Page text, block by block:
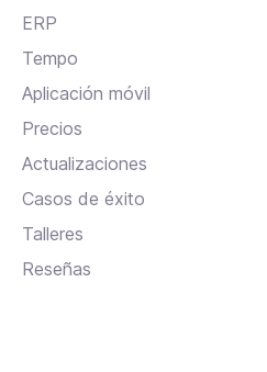
ERP
Tempo
Aplicación móvil
Precios
Actualizaciones
Casos de éxito
Talleres
Reseñas